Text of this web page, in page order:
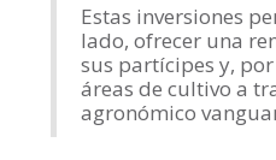
Estas inversiones
lado, ofrecer una
sus partícipes y,
áreas de cultivo a
agronómico